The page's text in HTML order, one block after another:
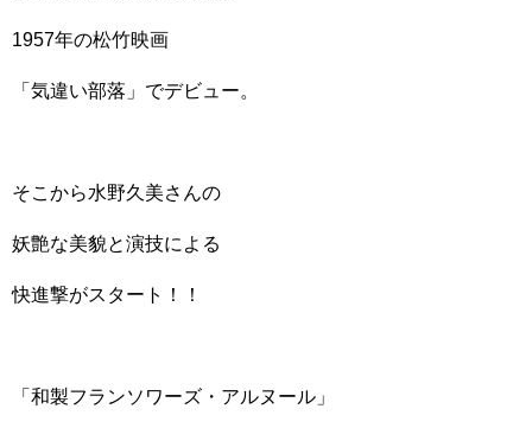
1957年の松竹映画
「気違い部落」でデビュー。
そこから水野久美さんの
妖艶な美貌と演技による
快進撃がスタート！！
「和製フランソワーズ・アルヌール」